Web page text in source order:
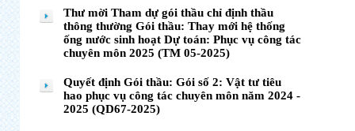
Thư mời Tham dự gói thầu chỉ định thầu
thông thường Gói thầu: Thay mới hệ thống
ống nước sinh hoạt Dự toán: Phục vụ công tác
chuyên môn 2025 (TM 05-2025)
Quyết định Gói thầu: Gói số 2: Vật tư tiêu
hao phục vụ công tác chuyên môn năm 2024 -
2025 (QD67-2025)